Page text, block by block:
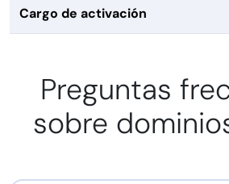
Cargo de activación
Preguntas
sobre